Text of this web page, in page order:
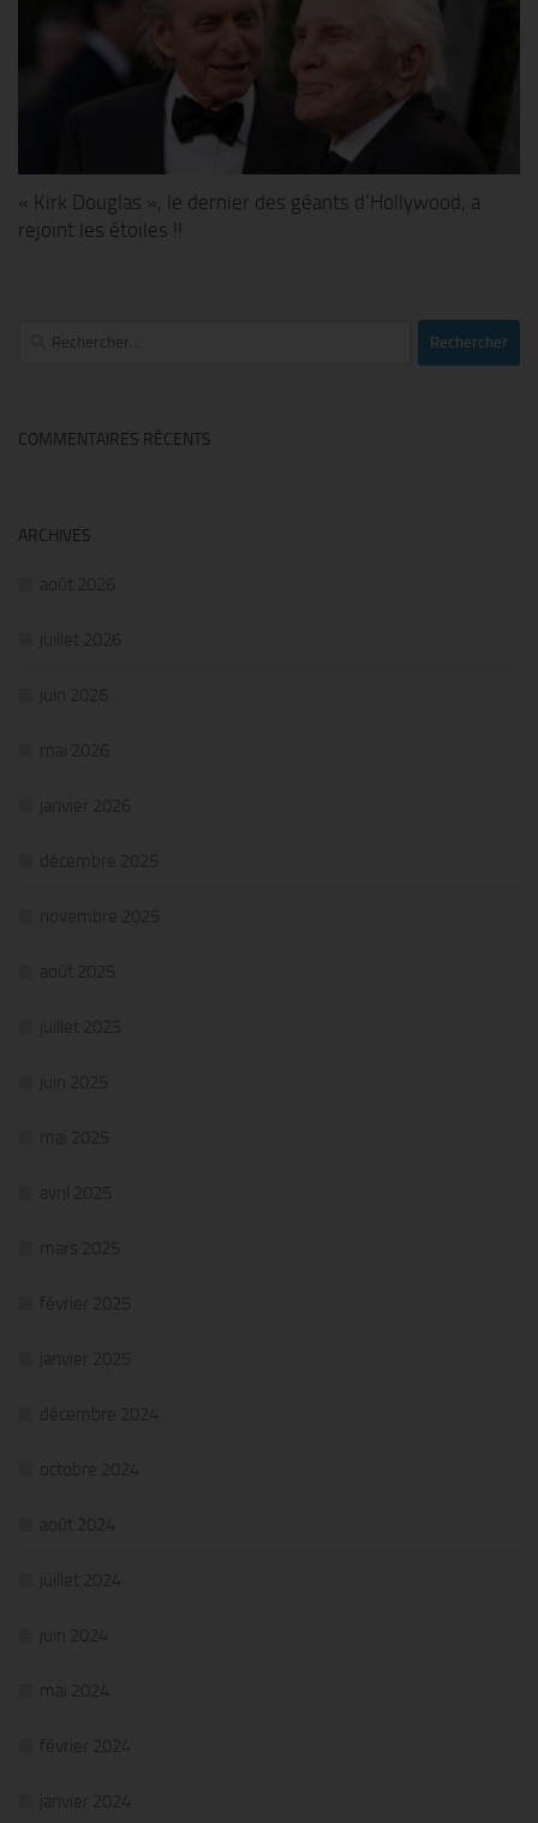
« Kirk Douglas », le dernier des géants d’Hollywood, a
rejoint les étoiles !!
Rechercher :
COMMENTAIRES RÉCENTS
ARCHIVES
août 2026
juillet 2026
juin 2026
mai 2026
janvier 2026
décembre 2025
novembre 2025
août 2025
juillet 2025
juin 2025
mai 2025
avril 2025
mars 2025
février 2025
janvier 2025
décembre 2024
octobre 2024
août 2024
juillet 2024
juin 2024
mai 2024
février 2024
janvier 2024